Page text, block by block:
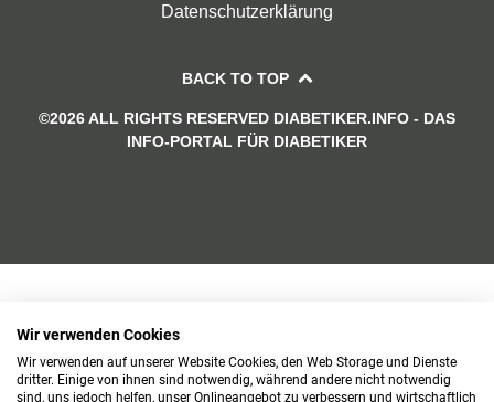
Datenschutzerklärung
BACK TO TOP
©2026 ALL RIGHTS RESERVED DIABETIKER.INFO - DAS
INFO-PORTAL FÜR DIABETIKER
Wir verwenden Cookies
Wir verwenden auf unserer Website Cookies, den Web Storage und Dienste
dritter. Einige von ihnen sind notwendig, während andere nicht notwendig
sind, uns jedoch helfen, unser Onlineangebot zu verbessern und wirtschaftlich